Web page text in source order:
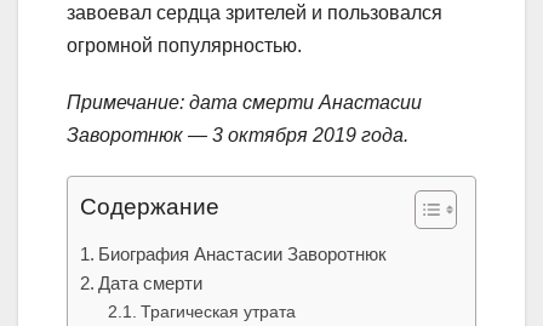
завоевал сердца зрителей и пользовался
огромной популярностью.
Примечание: дата смерти Анастасии
Заворотнюк — 3 октября 2019 года.
Содержание
Биография Анастасии Заворотнюк
Дата смерти
Трагическая утрата